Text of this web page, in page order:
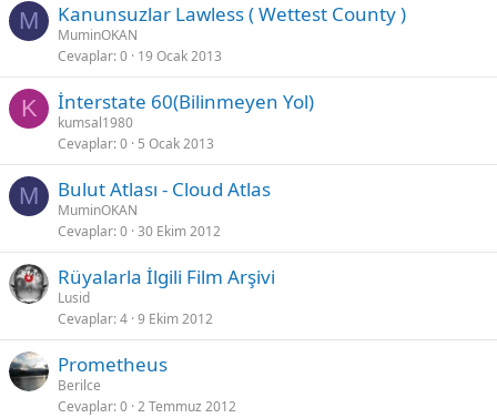
M Kanunsuzlar Lawless ( Wettest County )
MuminOKAN
Cevaplar 0 19 Ocak 2013
K İnterstate 60(Bilinmeyen Yol)
kumsal1980
Cevaplar 0 5 Ocak 2013
M Bulut Atlası - Cloud Atlas
MuminOKAN
Cevaplar 0 30 Ekim 2012
Rüyalarla İlgili Film Arşivi
Lusid
Cevaplar 4 9 Ekim 2012
Prometheus
Berilce
Cevaplar 0 2 Temmuz 2012